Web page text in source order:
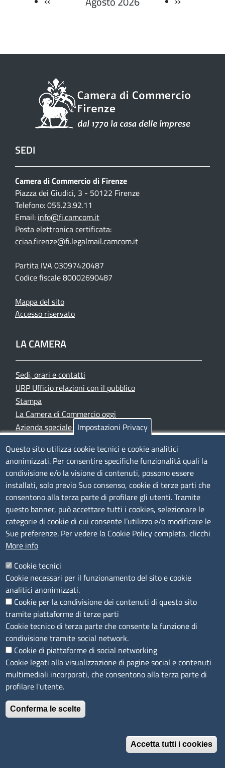
Paginazione
SEDI
Camera di Commercio di Firenze
Piazza dei Giudici, 3 - 50122 Firenze
Telefono: 055.23.92.11
Email: info@fi.camcom.it
Posta elettronica certificata:
cciaa.firenze@fi.legalmail.camcom.it
Partita IVA 03097420487
Codice fiscale 80002690487
Mappa del sito
Accesso riservato
LA CAMERA
Sedi, orari e contatti
URP Ufficio relazioni con il pubblico
Stampa
La Camera di Commercio oggi
Azienda speciale PromoFirenze
TRASPARENZA
Albo Online
Amministrazione trasparente
Bandi e concorsi
Segnalazioni Whistleblowing
Accessibilità
IBAN e pagamenti informatici
Informative privacy e cookie
Verifiche PA
Attuazione misure PNRR
Modulistica
SEGUICI SU
Impostazioni Privacy
Questo sito utilizza cookie tecnici e cookie analitici
anonimizzati. Per consentire specifiche funzionalità quali la
condivisione e/o la visione di contenuti, possono essere
installati, solo previo Suo consenso, cookie di terze parti che
consentono alla terza parte di profilare gli utenti. Tramite
questo banner, può accettare tutti i cookies, selezionare le
categorie di cookie di cui consente l’utilizzo e/o modificare le
Sue preferenze. Per vedere la Cookie Policy completa, clicchi
More info
Cookie tecnici
Cookie necessari per il funzionamento del sito e cookie
analitici anonimizzati.
Cookie per la condivisione dei contenuti di questo sito
tramite piattaforme di terze parti
Cookie tecnico di terza parte che consente la funzione di
condivisione tramite social network.
Cookie di piattaforme di social networking
Cookie legati alla visualizzazione di pagine social e contenuti
multimediali incorporati, che consentono alla terza parte di
profilare l'utente.
Conferma le scelte
Accetta tutti i cookies